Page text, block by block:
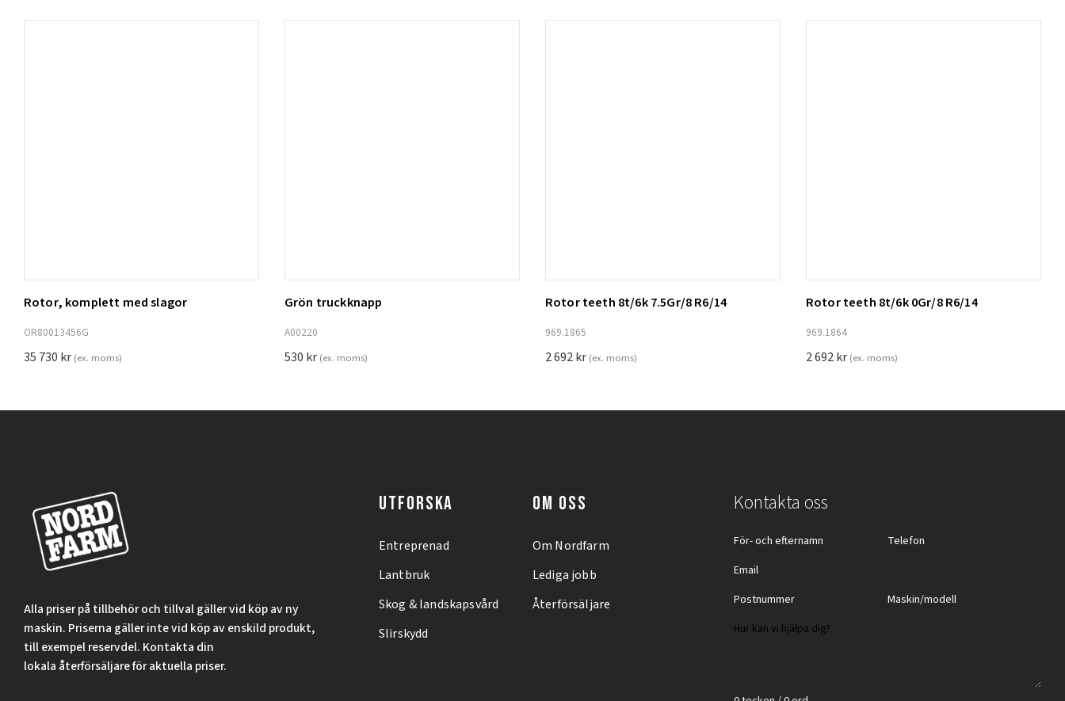
Lägg till i varukorg
Rotor, komplett med slagor
OR80013456G
35 730 kr (ex. moms)
Lägg till i varukorg
Grön truckknapp
A00220
530 kr (ex. moms)
Lägg till i varukorg
Rotor teeth 8t/6k 7.5Gr/8 R6/14
969.1865
2 692kr (ex. moms)
Rotor teeth 8t/6k 0Gr/8 R6/14
969.1864
2 692kr (ex. moms)
Alla priser på tillbehör och tillval gäller vid köp av ny
maskin. Priserna gäller inte vid köp av enskild produkt,
till exempel reservdel. Kontakta din
lokala återförsäljare för aktuella priser.
UTFORSKA
Entreprenad
Lantbruk
Skog & landskapsvård
Slirskydd
OM OSS
Om Nordfarm
Lediga jobb
Återförsäljare
Kontakta oss